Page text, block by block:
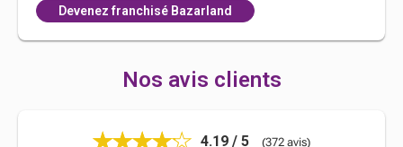
Devenez franchisé Bazarland
Nos avis clients
4.19 / 5 (372 avis)